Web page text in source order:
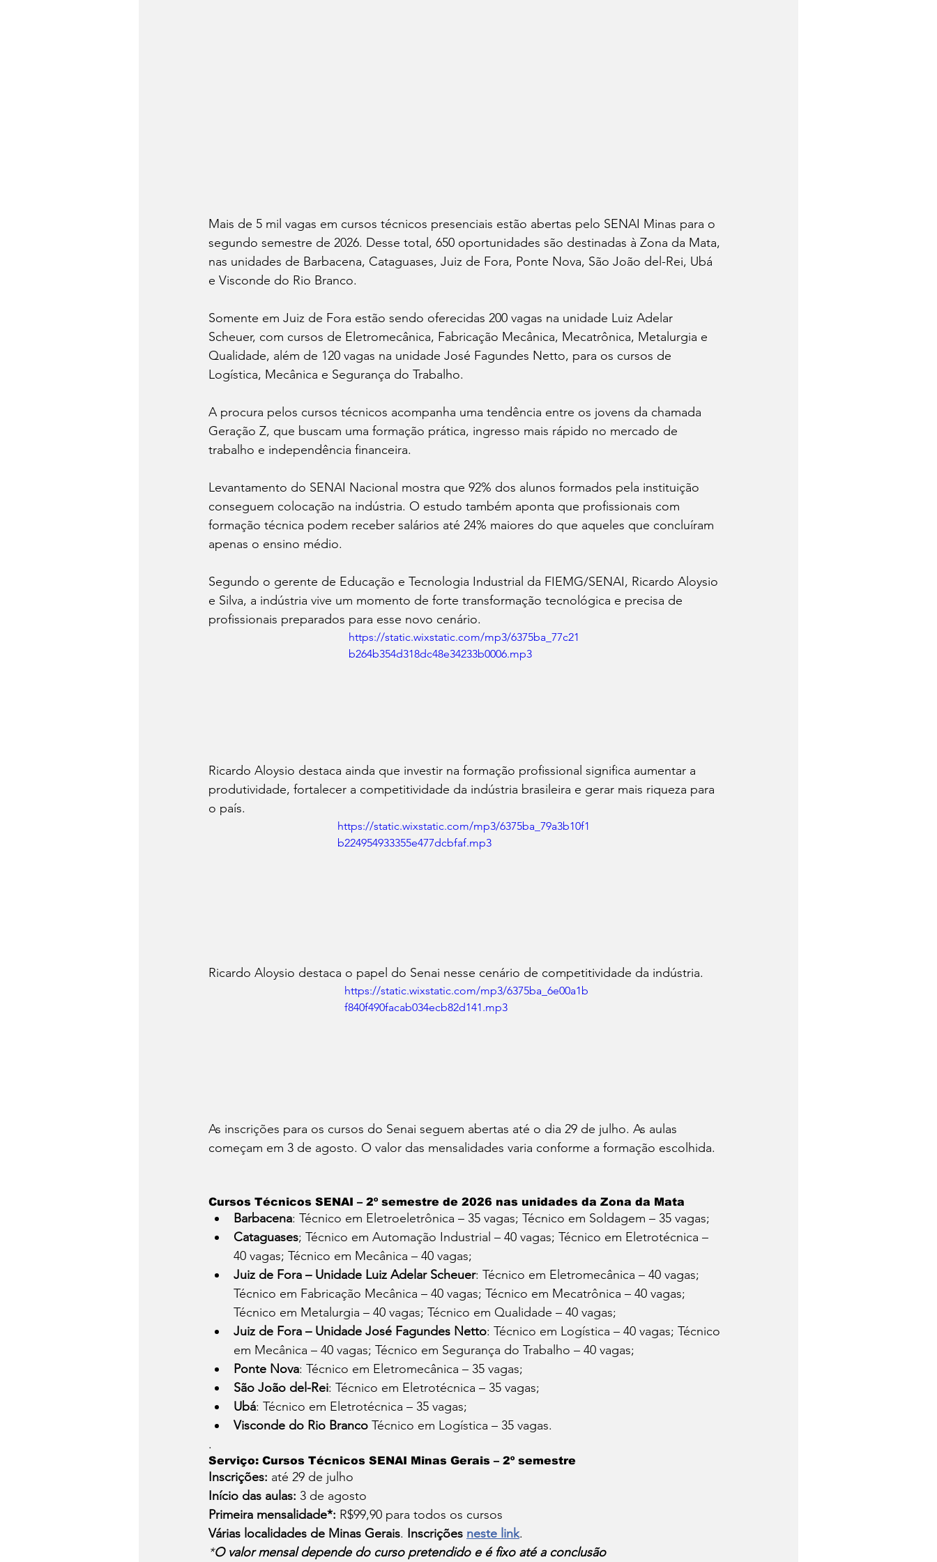
Mais de 5 mil vagas em cursos técnicos presenciais estão abertas pelo SENAI Minas para o
segundo semestre de 2026. Desse total, 650 oportunidades são destinadas à Zona da Mata,
nas unidades de Barbacena, Cataguases, Juiz de Fora, Ponte Nova, São João del-Rei, Ubá
e Visconde do Rio Branco.
Somente em Juiz de Fora estão sendo oferecidas 200 vagas na unidade Luiz Adelar
Scheuer, com cursos de Eletromecânica, Fabricação Mecânica, Mecatrônica, Metalurgia e
Qualidade, além de 120 vagas na unidade José Fagundes Netto, para os cursos de
Logística, Mecânica e Segurança do Trabalho.
A procura pelos cursos técnicos acompanha uma tendência entre os jovens da chamada
Geração Z, que buscam uma formação prática, ingresso mais rápido no mercado de
trabalho e independência financeira.
Levantamento do SENAI Nacional mostra que 92% dos alunos formados pela instituição
conseguem colocação na indústria. O estudo também aponta que profissionais com
formação técnica podem receber salários até 24% maiores do que aqueles que concluíram
apenas o ensino médio.
Segundo o gerente de Educação e Tecnologia Industrial da FIEMG/SENAI, Ricardo Aloysio
e Silva, a indústria vive um momento de forte transformação tecnológica e precisa de
profissionais preparados para esse novo cenário.
https://static.wixstatic.com/mp3/6375ba_77c21
b264b354d318dc48e34233b0006.mp3
Ricardo Aloysio destaca ainda que investir na formação profissional significa aumentar a
produtividade, fortalecer a competitividade da indústria brasileira e gerar mais riqueza para
o país.
https://static.wixstatic.com/mp3/6375ba_79a3b10f1
b224954933355e477dcbfaf.mp3
Ricardo Aloysio destaca o papel do Senai nesse cenário de competitividade da indústria.
https://static.wixstatic.com/mp3/6375ba_6e00a1b
f840f490facab034ecb82d141.mp3
As inscrições para os cursos do Senai seguem abertas até o dia 29 de julho. As aulas
começam em 3 de agosto. O valor das mensalidades varia conforme a formação escolhida.
Cursos Técnicos SENAI – 2º semestre de 2026 nas unidades da Zona da Mata
Barbacena: Técnico em Eletroeletrônica – 35 vagas; Técnico em Soldagem – 35 vagas;
Cataguases; Técnico em Automação Industrial – 40 vagas; Técnico em Eletrotécnica –
40 vagas; Técnico em Mecânica – 40 vagas;
Juiz de Fora – Unidade Luiz Adelar Scheuer: Técnico em Eletromecânica – 40 vagas;
Técnico em Fabricação Mecânica – 40 vagas; Técnico em Mecatrônica – 40 vagas;
Técnico em Metalurgia – 40 vagas; Técnico em Qualidade – 40 vagas;
Juiz de Fora – Unidade José Fagundes Netto: Técnico em Logística – 40 vagas; Técnico
em Mecânica – 40 vagas; Técnico em Segurança do Trabalho – 40 vagas;
Ponte Nova: Técnico em Eletromecânica – 35 vagas;
São João del-Rei: Técnico em Eletrotécnica – 35 vagas;
Ubá: Técnico em Eletrotécnica – 35 vagas;
Visconde do Rio Branco Técnico em Logística – 35 vagas.
.
Serviço: Cursos Técnicos SENAI Minas Gerais – 2º semestre
Inscrições: até 29 de julho
Início das aulas: 3 de agosto
Primeira mensalidade*: R$99,90 para todos os cursos
Várias localidades de Minas Gerais. Inscrições neste link.
*O valor mensal depende do curso pretendido e é fixo até a conclusão